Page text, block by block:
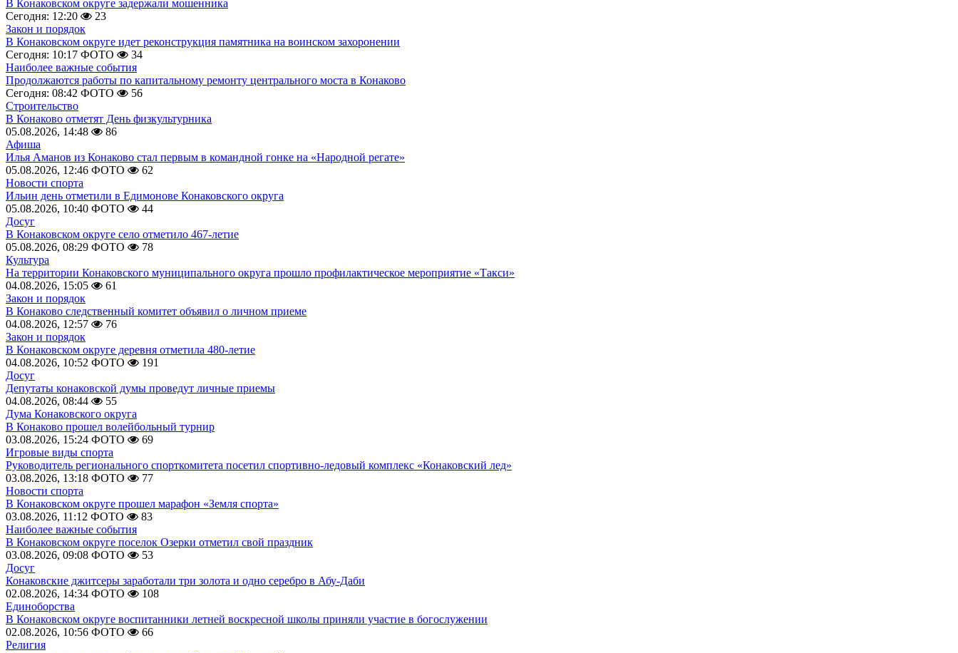
В Конаковском округе задержали мошенника
Сегодня: 12:20
23
Закон и порядок
В Конаковском округе идет реконструкция памятника на воинском захоронении
Сегодня: 10:17 ФОТО
34
Наиболее важные события
Продолжаются работы по капитальному ремонту центрального моста в Конаково
Сегодня: 08:42 ФОТО
56
Строительство
В Конаково отметят День физкультурника
05.08.2026, 14:48
86
Афиша
Илья Аманов из Конаково стал первым в командной гонке на «Народной регате»
05.08.2026, 12:46 ФОТО
62
Новости спорта
Ильин день отметили в Едимонове Конаковского округа
05.08.2026, 10:40 ФОТО
44
Досуг
В Конаковском округе село отметило 467-летие
05.08.2026, 08:29 ФОТО
78
Культура
На территории Конаковского муниципального округа прошло профилактическое мероприятие «Такси»
04.08.2026, 15:05
61
Закон и порядок
В Конаково следственный комитет объявил о личном приеме
04.08.2026, 12:57
76
Закон и порядок
В Конаковском округе деревня отметила 480-летие
04.08.2026, 10:52 ФОТО
191
Досуг
Депутаты конаковской думы проведут личные приемы
04.08.2026, 08:44
55
Дума Конаковского округа
В Конаково прошел волейбольный турнир
03.08.2026, 15:24 ФОТО
69
Игровые виды спорта
Руководитель регионального спорткомитета посетил спортивно-ледовый комплекс «Конаковский лед»
03.08.2026, 13:18 ФОТО
77
Новости спорта
В Конаковском округе прошел марафон «Земля спорта»
03.08.2026, 11:12 ФОТО
83
Наиболее важные события
В Конаковском округе поселок Озерки отметил свой праздник
03.08.2026, 09:08 ФОТО
53
Досуг
Конаковские джитсеры заработали три золота и одно серебро в Абу-Даби
02.08.2026, 14:34 ФОТО
108
Единоборства
В Конаковском округе воспитанники летней воскресной школы приняли участие в богослужении
02.08.2026, 10:56 ФОТО
66
Религия